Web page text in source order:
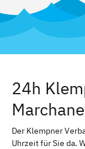
24h
Der Klempner
Uhrzeit für Sie da.